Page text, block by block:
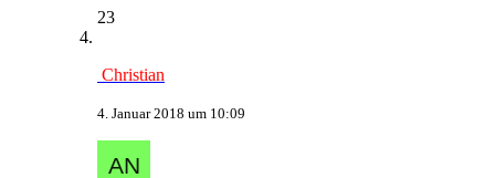
23
Christian
4. Januar 2018 um 10:09